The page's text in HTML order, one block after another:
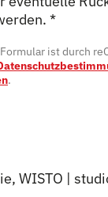
*
ist durch
.
WISTO |